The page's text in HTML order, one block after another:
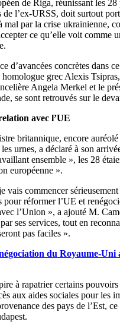
de Riga, réunissant les 28
de l’ex-URSS, doit surtout
mal par la crise ukrainienne,
ce qu’elle voit comme
d’avancées concrètes dans
homologue grec Alexis
Angela Merkel et le
se sont retrouvés sur le
avec l’UE
britannique, encore
urnes, a déclaré à son
ensemble », les 28
européenne ».
vais commencer
pour réformer l’UE et
l’Union », a ajouté M.
ses services, tout en
pas faciles ».
du Royaume-Uni
à rapatrier certains
aux aides sociales pour les
des pays de l’Est,